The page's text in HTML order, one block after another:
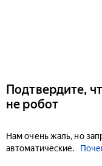
Подтвердите,
не робот
Нам очень жаль, но
автоматические.